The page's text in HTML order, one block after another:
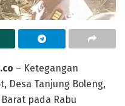
– Ketegangan
Desa Tanjung Boleng,
pada Rabu